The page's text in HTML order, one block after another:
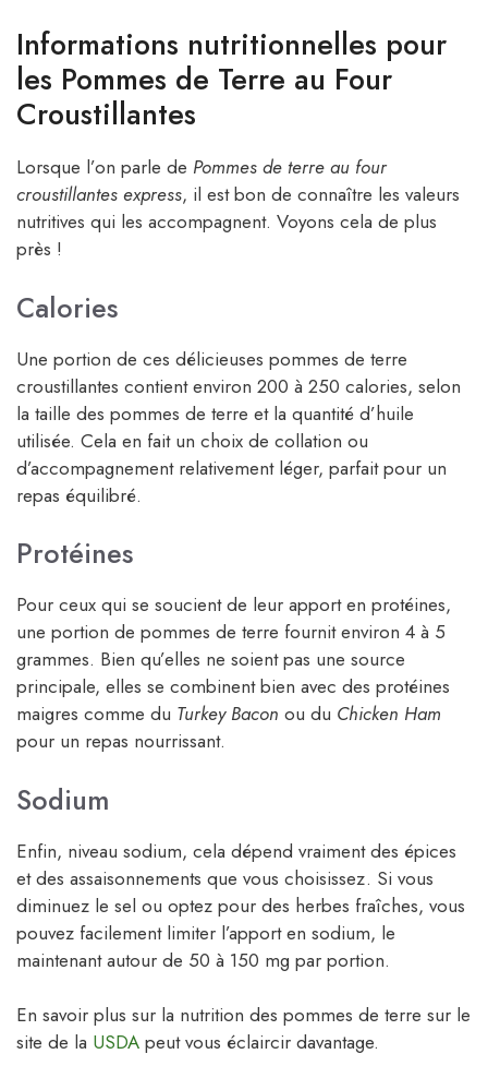
Informations nutritionnelles pour
les Pommes de Terre au Four
Croustillantes
Lorsque l’on parle de Pommes de terre au four
croustillantes express, il est bon de connaître les valeurs
nutritives qui les accompagnent. Voyons cela de plus
près !
Calories
Une portion de ces délicieuses pommes de terre
croustillantes contient environ 200 à 250 calories, selon
la taille des pommes de terre et la quantité d’huile
utilisée. Cela en fait un choix de collation ou
d’accompagnement relativement léger, parfait pour un
repas équilibré.
Protéines
Pour ceux qui se soucient de leur apport en protéines,
une portion de pommes de terre fournit environ 4 à 5
grammes. Bien qu’elles ne soient pas une source
principale, elles se combinent bien avec des protéines
maigres comme du Turkey Bacon ou du Chicken Ham
pour un repas nourrissant.
Sodium
Enfin, niveau sodium, cela dépend vraiment des épices
et des assaisonnements que vous choisissez. Si vous
diminuez le sel ou optez pour des herbes fraîches, vous
pouvez facilement limiter l’apport en sodium, le
maintenant autour de 50 à 150 mg par portion.
En savoir plus sur la nutrition des pommes de terre sur le
site de la USDA peut vous éclaircir davantage.